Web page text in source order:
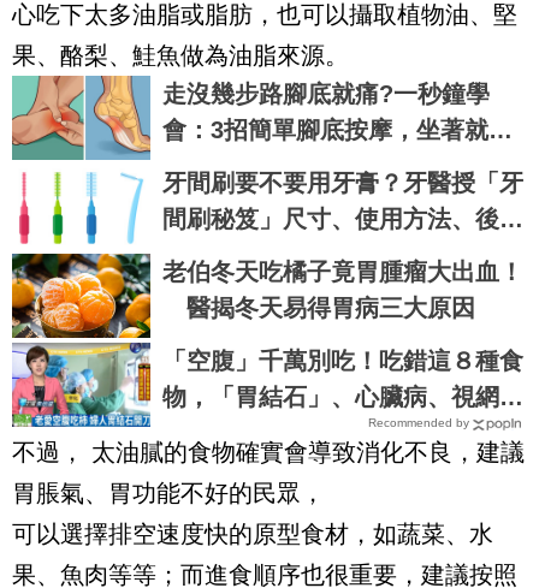
心吃下太多油脂或脂肪，也可以攝取植物油、堅
果、酪梨、鮭魚做為油脂來源。
走沒幾步路腳底就痛?一秒鐘學
會：3招簡單腳底按摩，坐著就可
以讓你輕鬆擺脫「足底筋膜炎」
牙間刷要不要用牙膏？牙醫授「牙
間刷秘笈」尺寸、使用方法、後牙
清潔一次看懂
老伯冬天吃橘子竟胃腫瘤大出血！
醫揭冬天易得胃病三大原因
「空腹」千萬別吃！吃錯這８種食
物，「胃結石」、心臟病、視網膜
病變全上身｜每日健康Health
Recommended by
不過， 太油膩的食物確實會導致消化不良，建議
胃脹氣、胃功能不好的民眾，
可以選擇排空速度快的原型食材，如蔬菜、水
果、魚肉等等；而進食順序也很重要，建議按照